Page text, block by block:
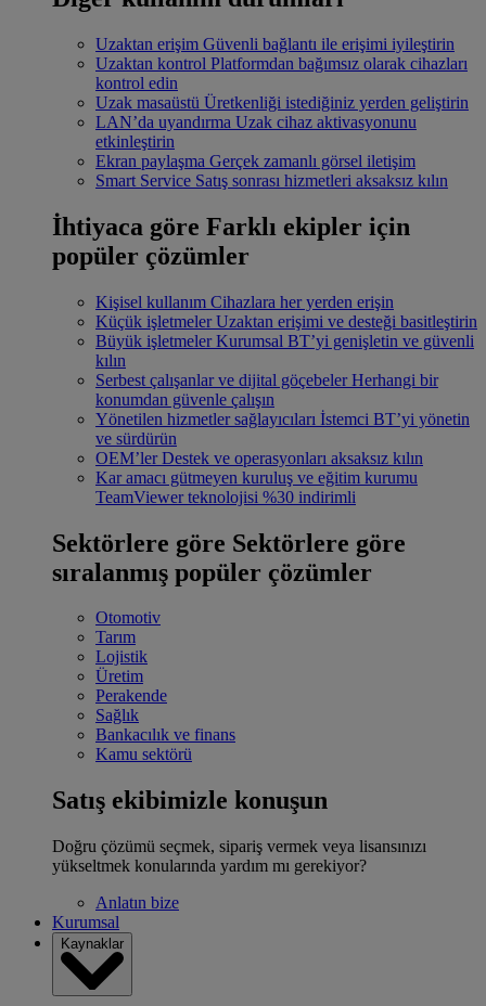
Uzaktan erişim Güvenli bağlantı ile erişimi iyileştirin
Uzaktan kontrol Platformdan bağımsız olarak cihazları
kontrol edin
Uzak masaüstü Üretkenliği istediğiniz yerden geliştirin
LAN’da uyandırma Uzak cihaz aktivasyonunu
etkinleştirin
Ekran paylaşma Gerçek zamanlı görsel iletişim
Smart Service Satış sonrası hizmetleri aksaksız kılın
İhtiyaca göre Farklı ekipler için
popüler çözümler
Kişisel kullanım Cihazlara her yerden erişin
Küçük işletmeler Uzaktan erişimi ve desteği basitleştirin
Büyük işletmeler Kurumsal BT’yi genişletin ve güvenli
kılın
Serbest çalışanlar ve dijital göçebeler Herhangi bir
konumdan güvenle çalışın
Yönetilen hizmetler sağlayıcıları İstemci BT’yi yönetin
ve sürdürün
OEM’ler Destek ve operasyonları aksaksız kılın
Kar amacı gütmeyen kuruluş ve eğitim kurumu
TeamViewer teknolojisi %30 indirimli
Sektörlere göre Sektörlere göre
sıralanmış popüler çözümler
Otomotiv
Tarım
Lojistik
Üretim
Perakende
Sağlık
Bankacılık ve finans
Kamu sektörü
Satış ekibimizle konuşun
Doğru çözümü seçmek, sipariş vermek veya lisansınızı
yükseltmek konularında yardım mı gerekiyor?
Anlatın bize
Kurumsal
Kaynaklar